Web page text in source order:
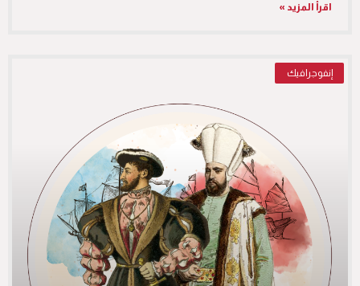
اقرأ المزيد »
إنفوجرافيك